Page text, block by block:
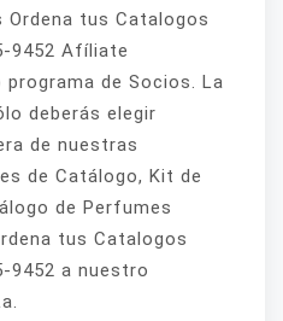
tus Catalogos
9452 Afíliate
de Socios. La
deberás elegir
de nuestras
de Catálogo, Kit de
de Perfumes
tus Catalogos
9452 a nuestro